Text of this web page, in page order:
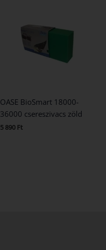
OASE BioSmart 18000-
36000 csereszivacs zöld
5 890 Ft